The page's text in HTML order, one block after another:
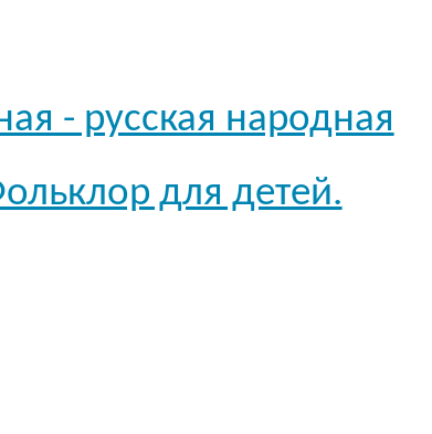
- русская народная
для детей.